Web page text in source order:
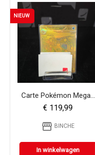
Carte Pokémon Mega...
€ 119,99
storefront BINCHE
In winkelwagen
NIEUW